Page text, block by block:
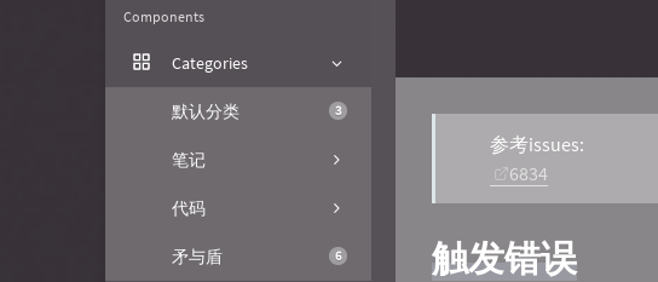
Components
Categories
3
默认分类
笔记
代码
6
矛与盾
参考issues:
6834
触发错误